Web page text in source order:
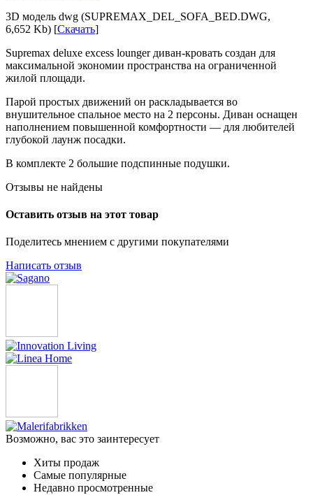
3D модель dwg (SUPREMAX_DEL_SOFA_BED.DWG,
6,652 Kb) [Скачать]
Supremax deluxe excess lounger диван-кровать создан для
максимальной экономии пространства на ограниченной
жилой площади.
Парой простых движений он раскладывается во
внушительное спальное место на 2 персоны. Диван оснащен
наполнением повышенной комфортности — для любителей
глубокой лаунж посадки.
В комплекте 2 большие подспинные подушки.
Отзывы не найдены
Оставить отзыв на этот товар
Поделитесь мнением с другими покупателями
Написать отзыв
Возможно, вас это заинтересует
Хиты продаж
Самые популярные
Недавно просмотренные